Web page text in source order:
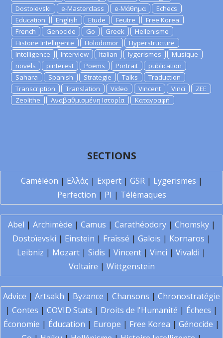
Dostoievski
e-Masterclass e-Μάθημα
Echecs
Education
English Etude Feutre
Free Korea
French
Genocide Go Greek
Hellenisme
Histoire Intelligente
Holodomor
Hyperstructure
Intelligence
Interview Italian lygerismes
Musique
novels
pinterest Poems Portrait
publication
Sahara
Spanish Strategie Talks
Traduction
Transcription
Translation Video Vincent Vinci
ZEE
Zeolithe
Αναβαθμισμένη Ιστορία Καταγραφή
SECTIONS
Caméléon | Ελλάς | Expert| GSR| Lygerismes |
Perfection | PI | Télémaques
Abel | Archimède | Camus | Carathéodory| Chomsky|
Dostoïevski | Einstein | Fraïssé | Galois | Kornaros |
Leibniz | Mozart | Sidis | Vincent | Vinci | Vivaldi |
Voltaire | Wittgenstein
Advice | Artsakh | Byzance | Chansons | Chronostratégie
| Contes | COVID Stats | Droits de l'Humanité | Échecs |
Économie | Éducation | Europe | Free Korea | Génocide |